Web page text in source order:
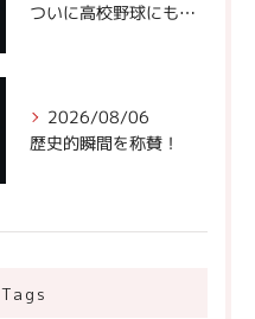
ついに高校野球にもビデオ判定が！
2026/08/06
歴史的瞬間を称賛！
Tags